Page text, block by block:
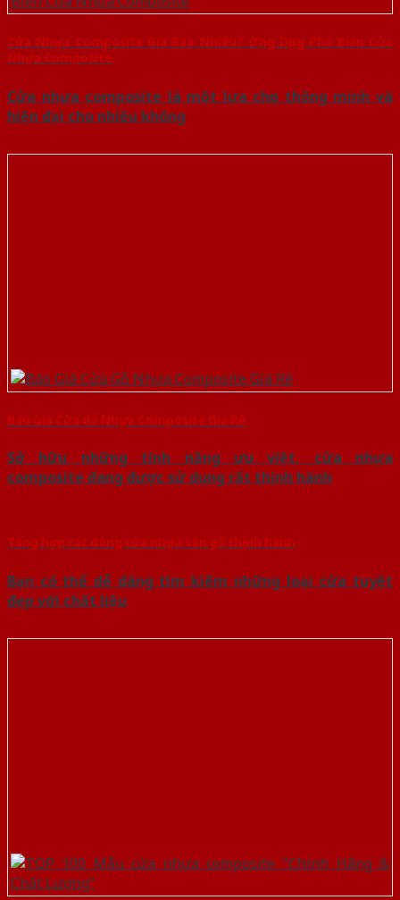
Cửa Nhựa Composite Giá Bao Nhiêu? Ứng Dụng Phổ Biến Cửa
Nhựa Composite
Cửa nhựa composite là một lựa chọn thông minh và
hiện đại cho nhiều không
Báo Giá Cửa Gỗ Nhựa Composite Giá Rẻ
Sở hữu những tính năng ưu việt, cửa nhựa
composite đang được sử dụng rất thịnh hành
Tổng hợp các dòng cửa nhựa vân gỗ thịnh hành
Bạn có thể dễ dàng tìm kiếm những loại cửa tuyệt
đẹp với chất liệu